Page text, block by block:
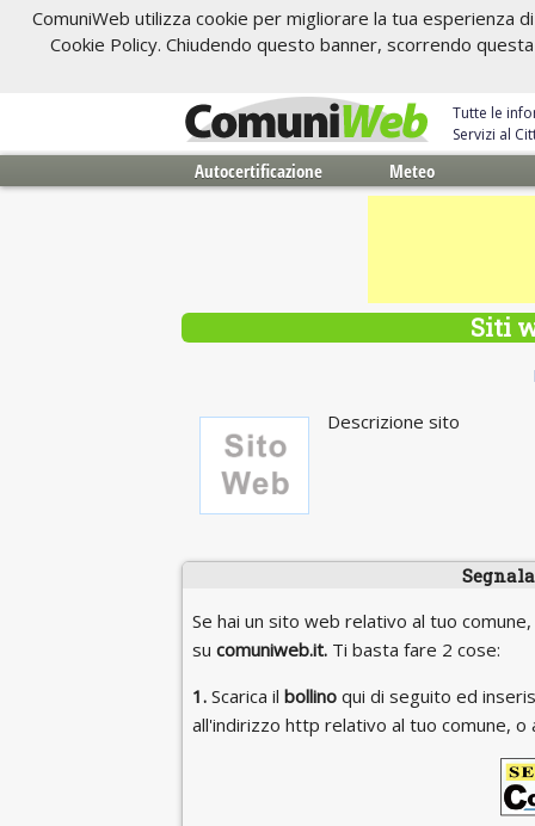
ComuniWeb utilizza cookie per migliorare la tua
Cookie Policy. Chiudendo questo banner, scorrendo
Tutte le
Servizi al
Autocertificazione Meteo
Siti
Descrizione sito
Se hai un sito web relativo al tuo
su comuniweb.it.Ti basta fare 2 cose:
1.Scarica il bollinoqui di seguito ed
all'indirizzo http relativo al tuo comune,